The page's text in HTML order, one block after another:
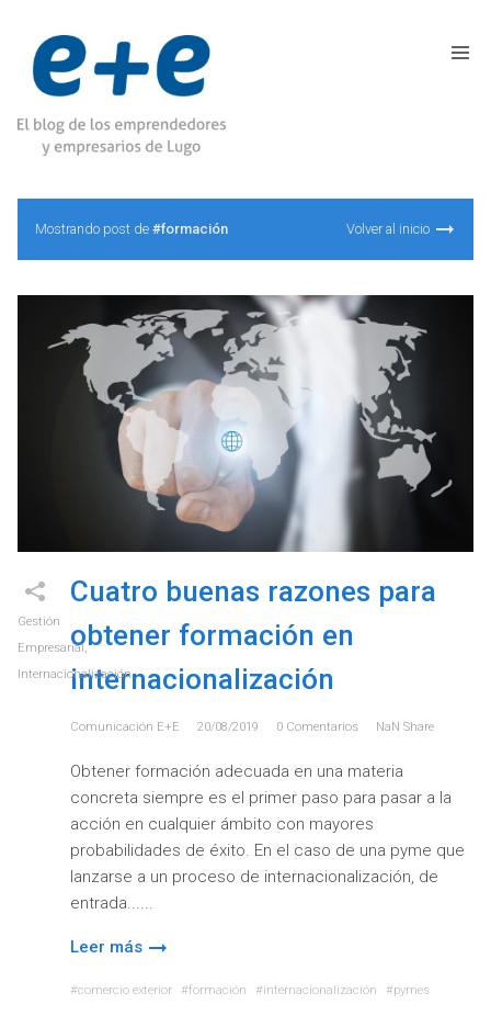
Mostrando post de #formación Volver al inicio
Gestión
Empresarial,
Internacionalización
Cuatro buenas razones para
obtener formación en
internacionalización
Comunicación E+e 20/08/2019 0 Comentarios NaN Share
Obtener formación adecuada en una materia
concreta siempre es el primer paso para pasar a la
acción en cualquier ámbito con mayores
probabilidades de éxito. En el caso de una pyme que
lanzarse a un proceso de internacionalización, de
entrada...
Leer más
comercio exterior formación internacionalización pymes